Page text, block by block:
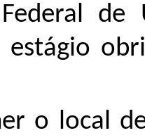
o local